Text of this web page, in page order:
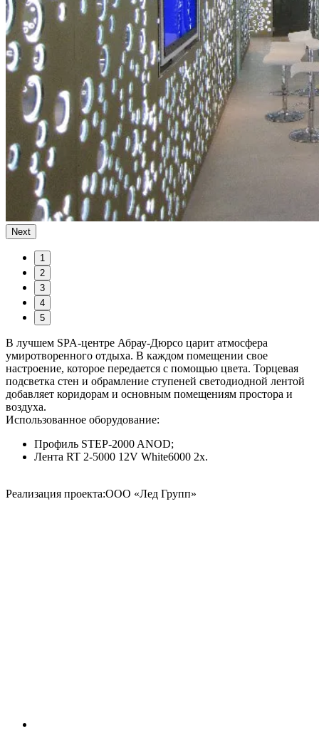
Next
1
2
3
4
5
В лучшем SPA-центре Абрау-Дюрсо царит атмосфера
умиротворенного отдыха. В каждом помещении свое
настроение, которое передается с помощью цвета. Торцевая
подсветка стен и обрамление ступеней светодиодной лентой
добавляет коридорам и основным помещениям простора и
воздуха.
Использованное оборудование:
Профиль STEP-2000 ANOD;
Лента RT 2-5000 12V White6000 2x.
Реализация проекта:ООО «Лед Групп»